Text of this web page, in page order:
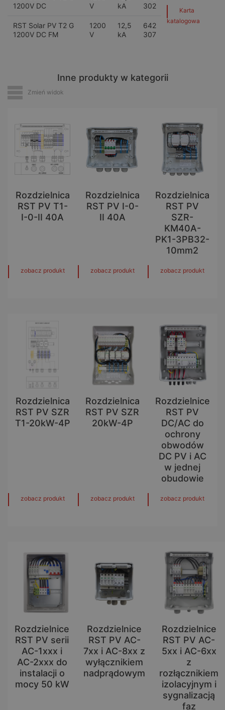
1200V DC
V
kA
302
Karta
katalogowa
RST Solar PV T2 G
1200V DC FM
1200
V
12,5
kA
642
307
Inne produkty w kategorii
Zmień widok
Rozdzielnica
RST PV T1-
I-0-II 40A
zobacz produkt
Rozdzielnica
RST PV I-0-
II 40A
zobacz produkt
Rozdzielnica
RST PV
SZR-
KM40A-
PK1-3PB32-
10mm2
zobacz produkt
Rozdzielnica
RST PV SZR
T1-20kW-4P
zobacz produkt
Rozdzielnica
RST PV SZR
20kW-4P
zobacz produkt
Rozdzielnice
RST PV
DC/AC do
ochrony
obwodów
DC PV i AC
w jednej
obudowie
zobacz produkt
Rozdzielnice
RST PV serii
AC-1xxx i
AC-2xxx do
instalacji o
mocy 50 kW
Rozdzielnice
RST PV AC-
7xx i AC-8xx z
wyłącznikiem
nadprądowym
Rozdzielnice
RST PV AC-
5xx i AC-6xx
z
rozłącznikiem
izolacyjnym i
sygnalizacją
faz